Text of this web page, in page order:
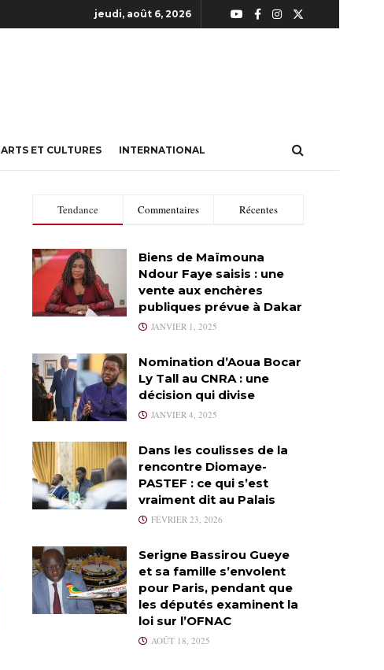
jeudi, août 6, 2026
ARTS ET CULTURES INTERNATIONAL
Tendance Commentaires Récentes
Biens de Maïmouna
Ndour Faye saisis : une
vente aux enchères
publiques prévue à Dakar
JANVIER 1, 2025
Nomination d’Aoua Bocar
Ly Tall au CNRA : une
décision qui divise
JANVIER 4, 2025
Dans les coulisses de la
rencontre Diomaye-
PASTEF : ce qui s’est
vraiment dit au Palais
FÉVRIER 23, 2026
Serigne Bassirou Gueye
et sa famille s’envolent
pour Paris, pendant que
les députés examinent la
loi sur l’OFNAC
AOÛT 18, 2025